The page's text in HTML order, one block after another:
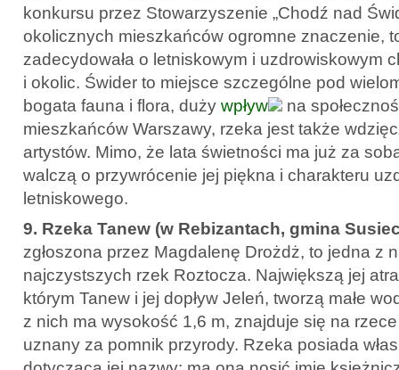
konkursu przez Stowarzyszenie „Chodź nad
okolicznych mieszkańców ogromne znaczenie,
zadecydowała o letniskowym i uzdrowiskowym
i okolic. Świder to miejsce szczególne pod
bogata fauna i flora, duży wpływ
na
mieszkańców Warszawy, rzeka jest także
artystów. Mimo, że lata świetności ma już za
walczą o przywrócenie jej piękna i charakteru
letniskowego.
9. Rzeka Tanew (w Rebizantach, gmina
zgłoszona przez Magdalenę Drożdż, to jedna z
najczystszych rzek Roztocza. Największą jej
którym Tanew i jej dopływ Jeleń, tworzą małe
z nich ma wysokość 1,6 m, znajduje się na rzece
uznany za pomnik przyrody. Rzeka posiada